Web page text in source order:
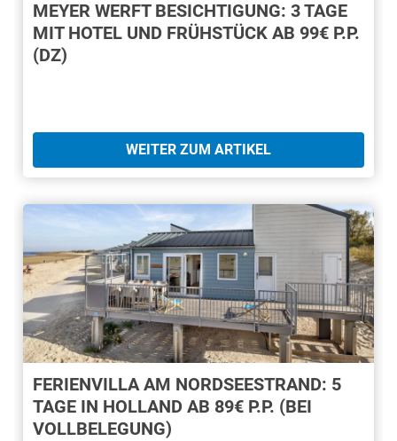
MEYER WERFT BESICHTIGUNG: 3 TAGE
MIT HOTEL UND FRÜHSTÜCK AB 99€ P.P.
(DZ)
WEITER ZUM ARTIKEL
FERIENVILLA AM NORDSEESTRAND: 5
TAGE IN HOLLAND AB 89€ P.P. (BEI
VOLLBELEGUNG)